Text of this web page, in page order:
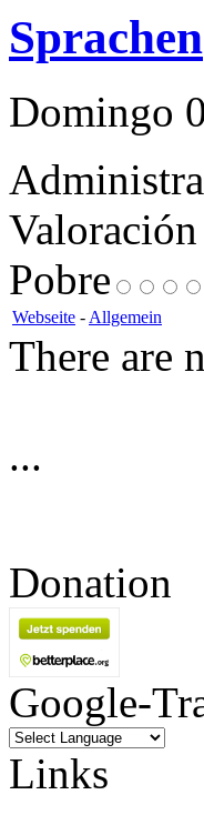
Sprachen
Domingo
Pobre
Webseite - Allgemein
There are
...
Donation
Google-
Links